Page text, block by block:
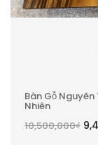
Bàn Gỗ Nguyên
Nhiên
10,500,000₫